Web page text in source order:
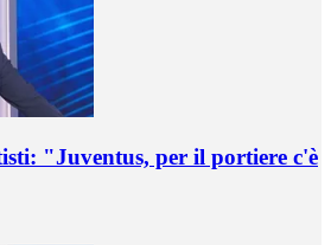
"Juventus, per il portiere c'è